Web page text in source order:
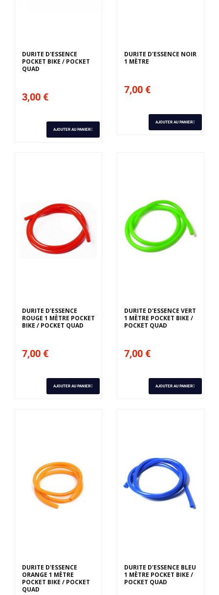
DURITE D'ESSENCE
POCKET BIKE / POCKET
QUAD
3,00 €
AJOUTER AU PANIER
DURITE D'ESSENCE NOIR
1 MÈTRE
7,00 €
AJOUTER AU PANIER
DURITE D'ESSENCE
ROUGE 1 MÈTRE POCKET
BIKE / POCKET QUAD
7,00 €
AJOUTER AU PANIER
DURITE D'ESSENCE VERT
1 MÈTRE POCKET BIKE /
POCKET QUAD
7,00 €
AJOUTER AU PANIER
DURITE D'ESSENCE
ORANGE 1 MÈTRE
POCKET BIKE / POCKET
QUAD
DURITE D'ESSENCE BLEU
1 MÈTRE POCKET BIKE /
POCKET QUAD